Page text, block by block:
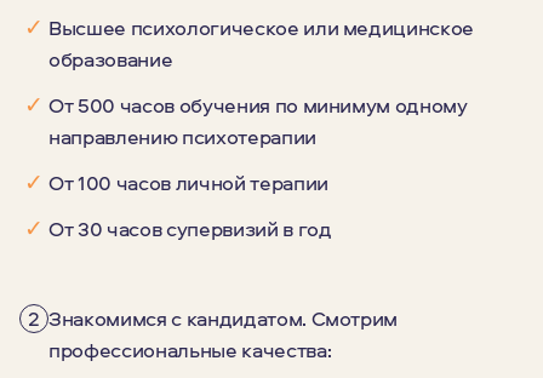
✓ Высшее психологическое или медицинское
образование
✓ От 500 часов обучения по минимум одному
направлению психотерапии
✓ От 100 часов личной терапии
✓ От 30 часов супервизий в год
2 Знакомимся с кандидатом. Смотрим
профессиональные качества: